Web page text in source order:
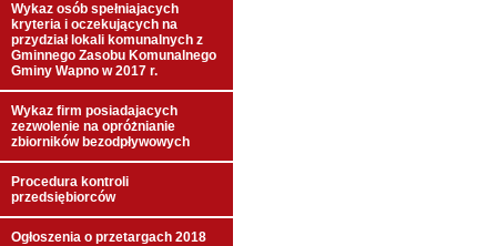
Wykaz osób spełniajacych
kryteria i oczekujących na
przydział lokali komunalnych z
Gminnego Zasobu Komunalnego
Gminy Wapno w 2017 r.
Wykaz firm posiadajacych
zezwolenie na opróżnianie
zbiorników bezodpływowych
Procedura kontroli
przedsiębiorców
Ogłoszenia o przetargach 2018